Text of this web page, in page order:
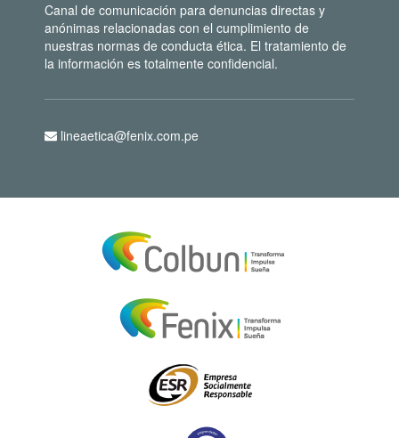
Canal de comunicación para denuncias directas y
anónimas relacionadas con el cumplimiento de
nuestras normas de conducta ética. El tratamiento de
la información es totalmente confidencial.
lineaetica@fenix.com.pe